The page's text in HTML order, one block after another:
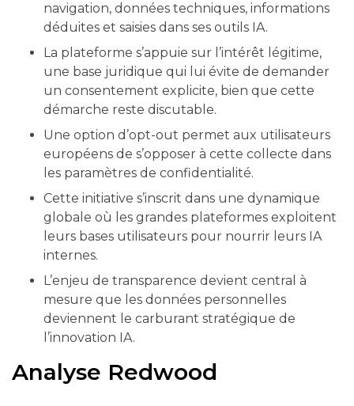
navigation, données techniques, informations
déduites et saisies dans ses outils IA.
La plateforme s’appuie sur l’intérêt légitime,
une base juridique qui lui évite de demander
un consentement explicite, bien que cette
démarche reste discutable.
Une option d’opt-out permet aux utilisateurs
européens de s’opposer à cette collecte dans
les paramètres de confidentialité.
Cette initiative s’inscrit dans une dynamique
globale où les grandes plateformes exploitent
leurs bases utilisateurs pour nourrir leurs IA
internes.
L’enjeu de transparence devient central à
mesure que les données personnelles
deviennent le carburant stratégique de
l’innovation IA.
Analyse Redwood